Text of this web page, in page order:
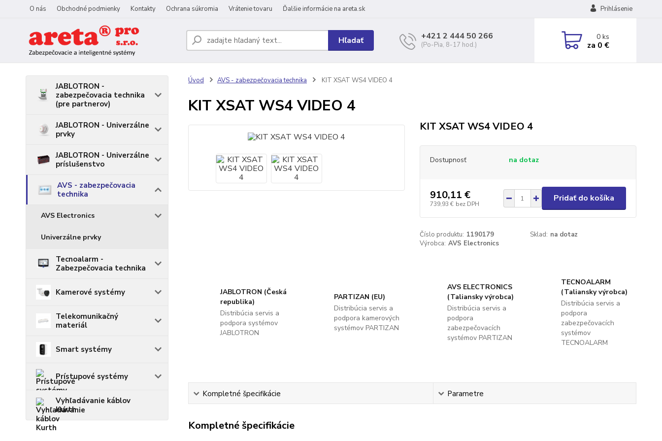
O nás Obchodné podmienky Kontakty Ochrana súkromia Vrátenie tovaru Ďalšie informácie na areta.sk Prihlásenie
Hľadať +421 2 444 50 266
(Po-Pia, 8-17 hod.)
0ks
za 0 €
JABLOTRON -
zabezpečovacia technika
(pre partnerov)
JABLOTRON - Univerzálne
prvky
JABLOTRON - Univerzálne
príslušenstvo
AVS - zabezpečovacia
technika
AVS Electronics
Univerzálne prvky
Tecnoalarm -
Zabezpečovacia technika
Kamerové systémy
Telekomunikačný
materiál
Smart systémy
Prístupové systémy
Vyhľadávanie káblov
Kurth
Úvod AVS - zabezpečovacia technika KIT XSAT WS4 VIDEO 4
KIT XSAT WS4 VIDEO 4
KIT XSAT WS4 VIDEO 4
Dostupnosť na dotaz
910,11 €
739,93 € bez DPH
Pridať do košíka
Číslo produktu: 1190179 Sklad: na dotaz
Výrobca: AVS Electronics
JABLOTRON (Česká
republika)
Distribúcia servis a
podpora systémov
JABLOTRON
PARTIZAN (EU)
Distribúcia servis a
podpora kamerových
systémov PARTIZAN
AVS ELECTRONICS
(Taliansky výrobca)
Distribúcia servis a
podpora
zabezpečovacích
systémov PARTIZAN
TECNOALARM
(Taliansky výrobca)
Distribúcia servis a
podpora
zabezpečovacích
systémov
TECNOALARM
Kompletné špecifikácie Parametre
Kompletné špecifikácie